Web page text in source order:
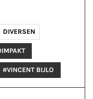
DIVERSEN
#VINCENT BIJLO